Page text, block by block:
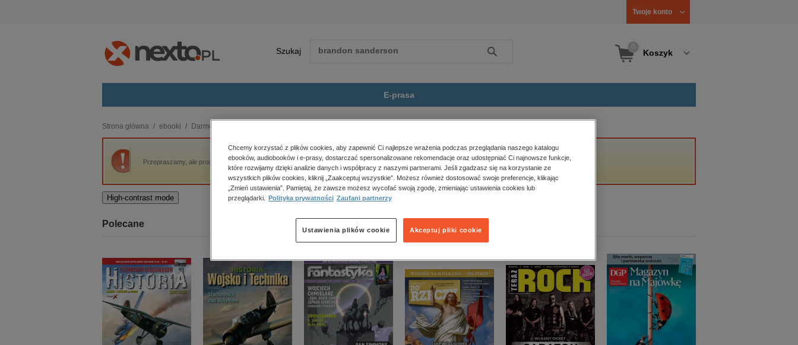
Twoje konto
Szukaj Szukaj Koszyk
E-prasa
budownictwo, aranżacja wnętrz
biznesowe, branżowe, gospodarka
darmowe wydania
edukacja
kobiece, lifestyle, kultura
polityka, społeczno-informacyjne
psychologiczne
inne
popularno-naukowe
historia
zdrowie
religie
Strona główna ebooki Darmowe ebooki
Przepraszamy, ale produkt „Czasami roję...” nie jest dostępny.
High-contrast mode
Polecane
Chcemy korzystać z plików cookies, aby zapewnić Ci najlepsze wrażenia podczas przeglądania naszego katalogu
ebooków, audiobooków i e-prasy, dostarczać spersonalizowane rekomendacje oraz udostępniać Ci najnowsze funkcje,
które rozwijamy dzięki analizie danych i współpracy z naszymi partnerami. Jeśli zgadzasz się na korzystanie ze
wszystkich plików cookies, kliknij „Zaakceptuj wszystkie”. Możesz również dostosować swoje preferencje, klikając
„Zmień ustawienia”. Pamiętaj, że zawsze możesz wycofać swoją zgodę, zmieniając ustawienia cookies lub
przeglądarki.
Polityka prywatności Zaufani partnerzy
Akceptuj pliki cookie
Ustawienia plików cookie